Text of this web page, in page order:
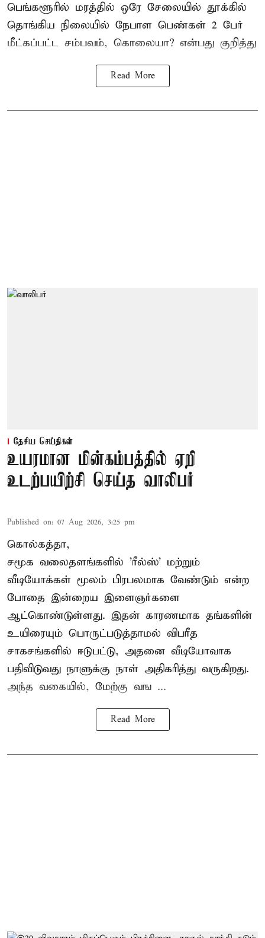
பெங்களூரில் மரத்தில் ஒரே சேலையில் தூக்கில்
தொங்கிய நிலையில் நேபாள பெண்கள் 2 பேர்
மீட்கப்பட்ட சம்பவம், கொலையா? என்பது குறித்து
Read More
தேசிய செய்திகள்
உயரமான மின்கம்பத்தில் ஏறி
உடற்பயிற்சி செய்த வாலிபர்
Published on: 07 Aug 2026, 3:25 pm
கொல்கத்தா,
சமூக வலைதளங்களில் 'ரீல்ஸ்' மற்றும்
வீடியோக்கள் மூலம் பிரபலமாக வேண்டும் என்ற
போதை இன்றைய இளைஞர்களை
ஆட்கொண்டுள்ளது. இதன் காரணமாக தங்களின்
உயிரையும் பொருட்படுத்தாமல் விபரீத
சாகசங்களில் ஈடுபட்டு, அதனை வீடியோவாக
பதிவிடுவது நாளுக்கு நாள் அதிகரித்து வருகிறது.
அந்த வகையில், மேற்கு வங ...
Read More